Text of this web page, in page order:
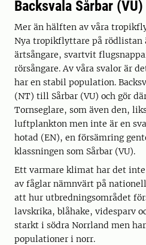
Backsvala Sårbar (VU)
Mer än hälften av våra
Nya tropikflyttare på rödlistan
ärtsångare, svartvit
rörsångare. Av våra svalor är
har en stabil population.
(NT) till Sårbar (VU) och gör
Tornseglare, som även den,
luftplankton men inte är en
hotad (EN), en försämring
klassningen som Sårbar (VU).
Ett varmare klimat har det
av fåglar nämnvärt på
att hur utbredningsområdet
lavskrika, blåhake, videsparv
starkt i södra Norrland men
populationer i norr.